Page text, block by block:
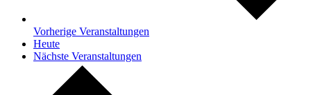
Vorherige Veranstaltungen
Heute
Nächste Veranstaltungen